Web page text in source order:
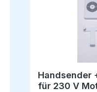
Handsender
für 230 V